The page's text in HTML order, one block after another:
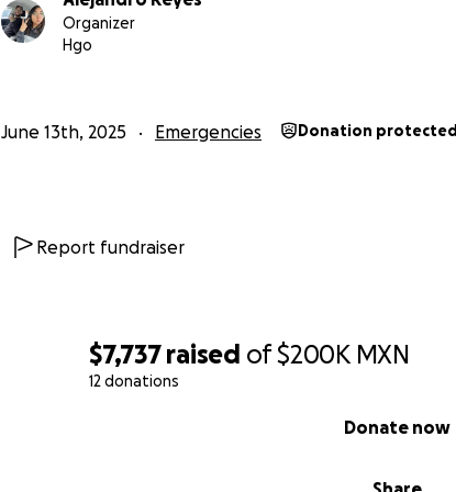
$7,737 raised of$200K MXN
12 donations
Donate now
Organizer
Hgo
June 13th, 2025 Emergencies Donation protected
Report fundraiser